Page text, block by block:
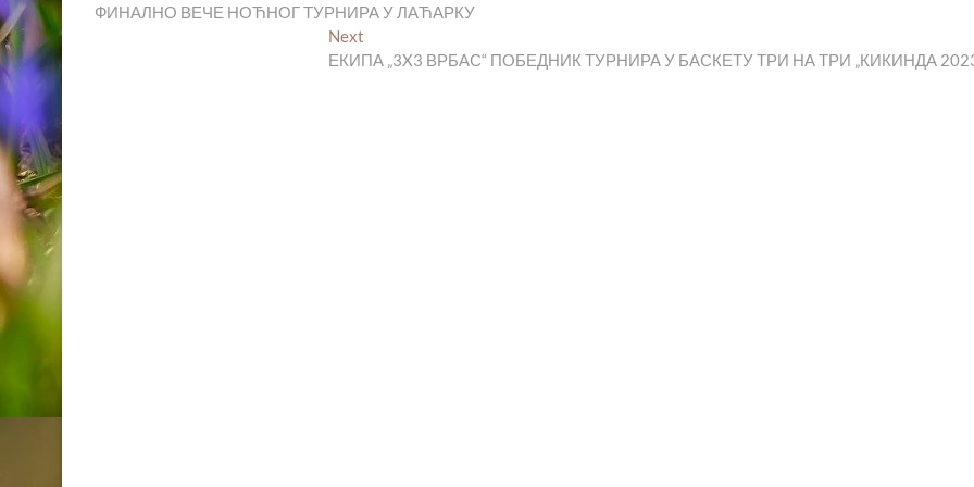
чланка
post:
ФИНАЛНО ВЕЧЕ НОЋНОГ ТУРНИРА У ЛАЋАРКУ
Next
post:
ЕКИПА „3X3 ВРБАС“ ПОБЕДНИК ТУРНИРА У БАСКЕТУ ТРИ НА ТРИ „КИКИНДА